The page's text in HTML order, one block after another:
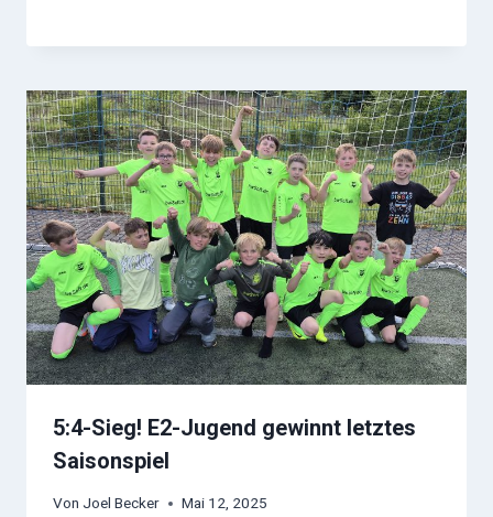
5:4-Sieg! E2-Jugend gewinnt letztes
Saisonspiel
Von Joel Becker Mai 12, 2025